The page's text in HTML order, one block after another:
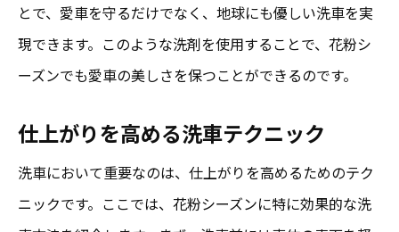
とで、愛車を守るだけでなく、地球にも優しい洗車を実
現できます。このような洗剤を使用することで、花粉シ
ーズンでも愛車の美しさを保つことができるのです。
仕上がりを高める洗車テクニック
洗車において重要なのは、仕上がりを高めるためのテク
ニックです。ここでは、花粉シーズンに特に効果的な洗